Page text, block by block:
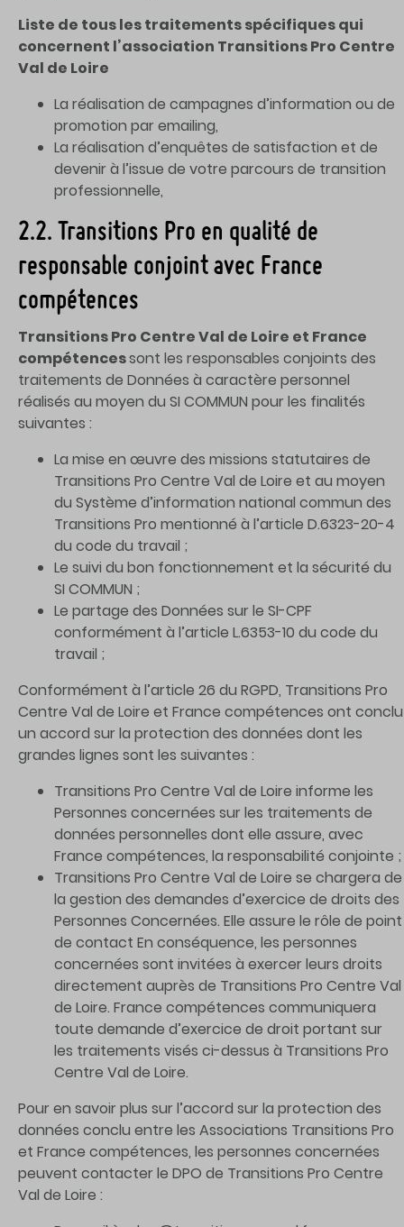
Liste de tous les traitements spécifiques qui
concernent l’association Transitions Pro Centre
Val de Loire
La réalisation de campagnes d’information ou de
promotion par emailing,
La réalisation d’enquêtes de satisfaction et de
devenir à l’issue de votre parcours de transition
professionnelle,
2.2. Transitions Pro en qualité de
responsable conjoint avec France
compétences
Transitions Pro Centre Val de Loire et France
compétencessont les responsables conjoints des
traitements de Données à caractère personnel
réalisés au moyen du SI COMMUN pour les finalités
suivantes :
La mise en œuvre des missions statutaires de
Transitions Pro Centre Val de Loire et au moyen
du Système d’information national commun des
Transitions Pro mentionné à l’article D.6323-20-4
du code du travail ;
Le suivi du bon fonctionnement et la sécurité du
SI COMMUN ;
Le partage des Données sur le SI-CPF
conformément à l’article L.6353-10 du code du
travail ;
Conformément à l’article 26 du RGPD, Transitions Pro
Centre Val de Loire et France compétences ont conclu
un accord sur la protection des données dont les
grandes lignes sont les suivantes :
Transitions Pro Centre Val de Loire informe les
Personnes concernées sur les traitements de
données personnelles dont elle assure, avec
France compétences, la responsabilité conjointe ;
Transitions Pro Centre Val de Loire se chargera de
la gestion des demandes d’exercice de droits des
Personnes Concernées. Elle assure le rôle de point
de contact En conséquence, les personnes
concernées sont invitées à exercer leurs droits
directement auprès de Transitions Pro Centre Val
de Loire. France compétences communiquera
toute demande d’exercice de droit portant sur
les traitements visés ci-dessus à Transitions Pro
Centre Val de Loire.
Pour en savoir plus sur l’accord sur la protection des
données conclu entre les Associations Transitions Pro
et France compétences, les personnes concernées
peuvent contacter le DPO de Transitions Pro Centre
Val de Loire :